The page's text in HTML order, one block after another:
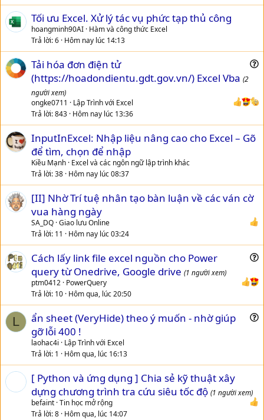
Tối ưu Excel. Xử lý tác vụ phức tạp thủ công
hoangminh90AI Hàm và công thức Excel
Trả lời 6 Hôm nay lúc 14:13
s
i
Tải hóa đơn điện tử
(https://hoadondientu.gdt.gov.vn/) Excel Vba (2
người xem)
ongke0711
Lập Trình với Excel
Trả lời 843 Hôm nay lúc 13:36
InputInExcel: Nhập liệu nâng cao cho Excel – Gõ
để tìm, chọn để nhập
Kiều Mạnh Excel và các ngôn ngữ lập trình khác
Trả lời 38 Hôm nay lúc 08:37
[II] Nhờ Trí tuệ nhân tạo bàn luận về các ván cờ
vua hàng ngày
SA_DQ Giao lưu Online
Trả lời 11 Hôm nay lúc 03:24
e
t
i
Cách lấy link file excel nguồn cho Power
query từ Onedrive, Google drive (1 người xem)
ptm0412 PowerQuery
Trả lời 10 Hôm qua, lúc 20:50
L
t
ẩn sheet (VeryHide) theo ý muốn - nhờ giúp
gỡ lỗi 400 !
laohac4i
Lập Trình với Excel
Trả lời 1 Hôm qua, lúc 16:13
[ Python và ứng dụng ] Chia sẻ kỹ thuật xây
dựng chương trình tra cứu siêu tốc độ (1 người xem)
befaint Tin học mở rộng
Trả lời 8 Hôm qua, lúc 14:07